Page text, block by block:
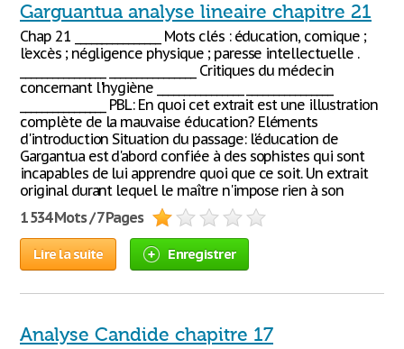
Garguantua analyse lineaire chapitre 21
Chap 21 ________________ Mots clés : éducation, comique ;
l’excès ; négligence physique ; paresse intellectuelle .
________________ ________________ Critiques du médecin
concernant l'hygiène ________________ ________________
________________ PBL: En quoi cet extrait est une illustration
complète de la mauvaise éducation? Eléments
d'introduction Situation du passage: l'éducation de
Gargantua est d'abord confiée à des sophistes qui sont
incapables de lui apprendre quoi que ce soit. Un extrait
original durant lequel le maître n'impose rien à son
1 534 Mots / 7 Pages
Lire la suite Enregistrer
Analyse Candide chapitre 17